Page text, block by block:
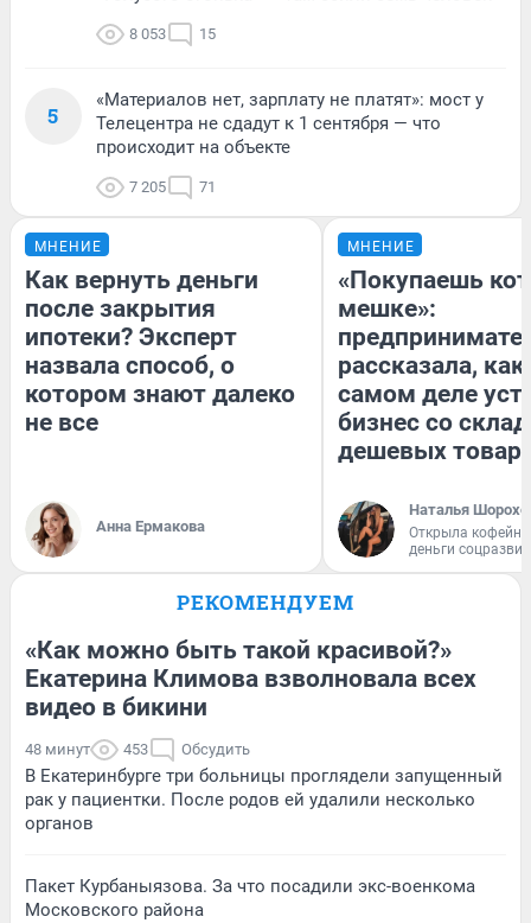
8 053 15
5
«Материалов нет, зарплату не платят»: мост у
Телецентра не сдадут к 1 сентября — что
происходит на объекте
7 205 71
МНЕНИЕ
Как вернуть деньги
после закрытия
ипотеки? Эксперт
назвала способ, о
котором знают далеко
не все
Анна Ермакова
МНЕНИЕ
«Покупаешь
мешке»:
рассказала, как
самом деле
бизнес со
дешевых
Наталья
Открыла
деньги
РЕКОМЕНДУЕМ
«Как можно быть такой красивой?»
Екатерина Климова взволновала всех
видео в бикини
48 минут 453 Обсудить
В Екатеринбурге три больницы проглядели запущенный
рак у пациентки. После родов ей удалили несколько
органов
Пакет Курбаныязова. За что посадили экс-военкома
Московского района